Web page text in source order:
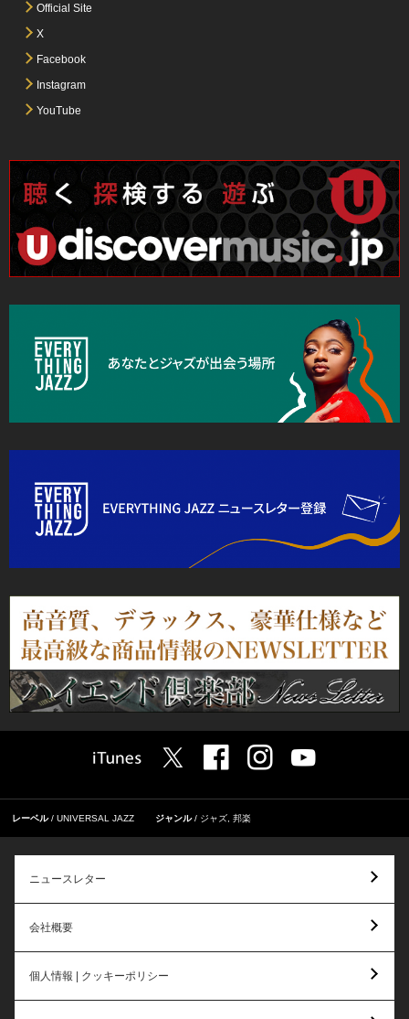
Official Site
X
Facebook
Instagram
YouTube
レーベル UNIVERSAL JAZZ ジャンル ジャズ 邦楽
ニュースレター
会社概要
個人情報 | クッキーポリシー